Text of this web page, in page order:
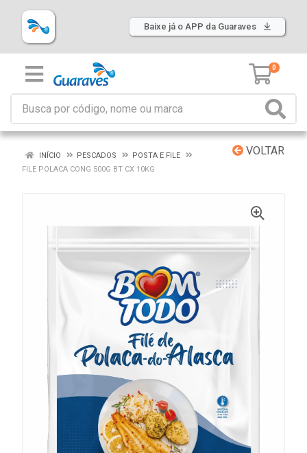
Baixe já o APP da Guaraves
0
VOLTAR
INÍCIO PESCADOS
POSTA E FILE
FILE POLACA CONG 500G BT CX 10KG